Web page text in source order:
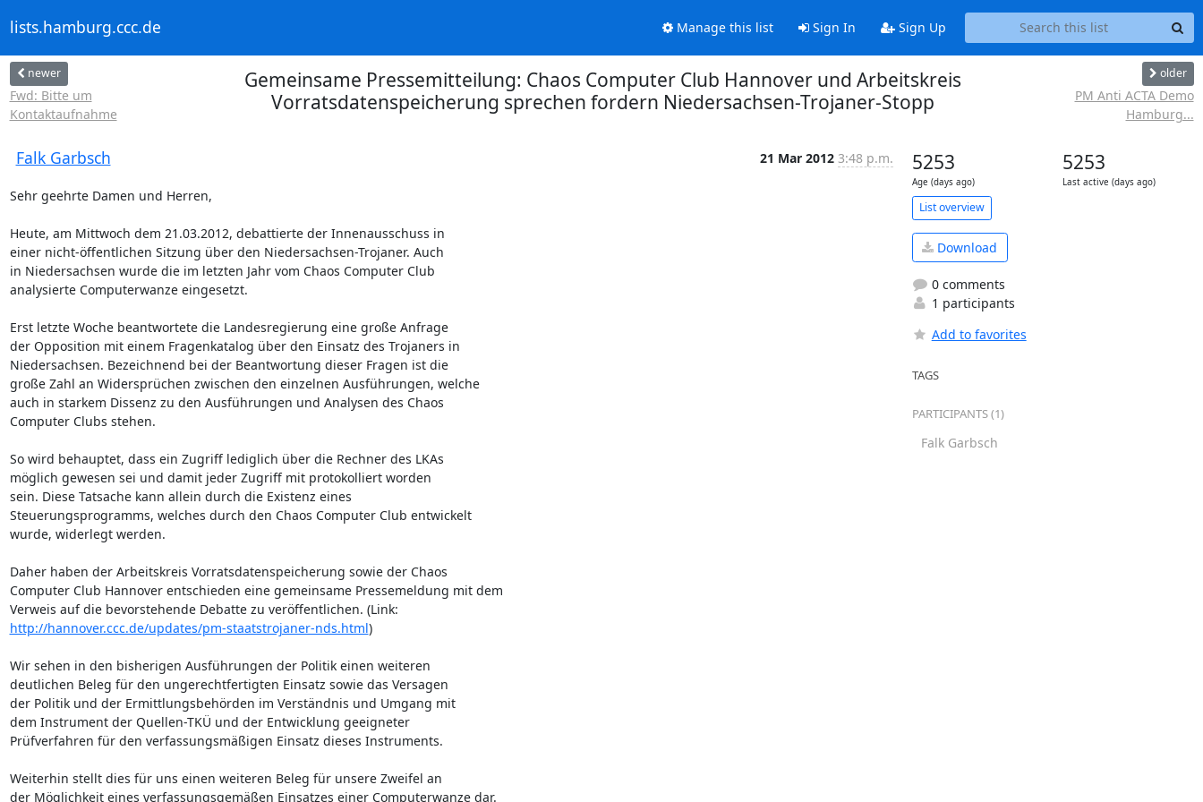
lists.hamburg.ccc.de Manage this list Sign In Sign Up
newer
Fwd: Bitte um
Kontaktaufnahme
Gemeinsame Pressemitteilung: Chaos Computer Club Hannover und Arbeitskreis
Vorratsdatenspeicherung sprechen fordern Niedersachsen-Trojaner-Stopp
older
PM Anti ACTA Demo
Hamburg...
Falk Garbsch 21 Mar 2012 3:48 p.m.
Sehr geehrte Damen und Herren,
Heute, am Mittwoch dem 21.03.2012, debattierte der Innenausschuss in
einer nicht-öffentlichen Sitzung über den Niedersachsen-Trojaner. Auch
in Niedersachsen wurde die im letzten Jahr vom Chaos Computer Club
analysierte Computerwanze eingesetzt.
Erst letzte Woche beantwortete die Landesregierung eine große Anfrage
der Opposition mit einem Fragenkatalog über den Einsatz des Trojaners in
Niedersachsen. Bezeichnend bei der Beantwortung dieser Fragen ist die
große Zahl an Widersprüchen zwischen den einzelnen Ausführungen, welche
auch in starkem Dissenz zu den Ausführungen und Analysen des Chaos
Computer Clubs stehen.
So wird behauptet, dass ein Zugriff lediglich über die Rechner des LKAs
möglich gewesen sei und damit jeder Zugriff mit protokolliert worden
sein. Diese Tatsache kann allein durch die Existenz eines
Steuerungsprogramms, welches durch den Chaos Computer Club entwickelt
wurde, widerlegt werden.
Daher haben der Arbeitskreis Vorratsdatenspeicherung sowie der Chaos
Computer Club Hannover entschieden eine gemeinsame Pressemeldung mit dem
http://hannover.ccc.de/updates/pm-staatstrojaner-nds.html)
Wir sehen in den bisherigen Ausführungen der Politik einen weiteren
deutlichen Beleg für den ungerechtfertigten Einsatz sowie das Versagen
der Politik und der Ermittlungsbehörden im Verständnis und Umgang mit
dem Instrument der Quellen-TKÜ und der Entwicklung geeigneter
Prüfverfahren für den verfassungsmäßigen Einsatz dieses Instruments.
Weiterhin stellt dies für uns einen weiteren Beleg für unsere Zweifel an
der Möglichkeit eines verfassungsgemäßen Einsatzes einer Computerwanze dar.
5253
Age (days ago)
5253
Last active (days ago)
List overview
Download
0 comments
1 participants
Add to favorites
TAGS
PARTICIPANTS (1)
Falk Garbsch